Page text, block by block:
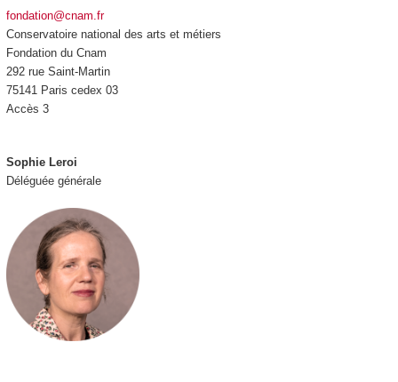
fondation@cnam.fr
Conservatoire national des arts et métiers
Fondation du Cnam
292 rue Saint-Martin
75141 Paris cedex 03
Accès 3
Sophie Leroi
Déléguée générale